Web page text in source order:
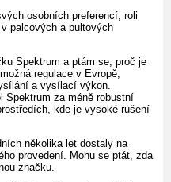
osobních preferencí, roli
palcových a pultových
Spektrum a ptám se, proč je
regulace v Evropě,
a vysílací výkon.
Spektrum za méně robustní
kde je vysoké rušení
několika let dostaly na
provedení. Mohu se ptát, zda
značku.